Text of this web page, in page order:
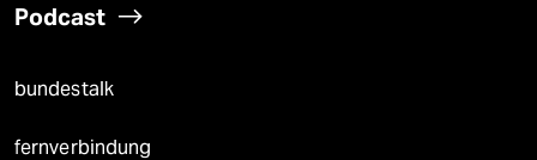
Podcast
bundestalk
fernverbindung